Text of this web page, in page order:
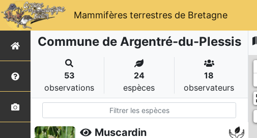
Mammifères terrestres de Bretagne
Commune de Argentré-du-Plessis
53
observations
24
espèces
18
observateurs
Muscardin